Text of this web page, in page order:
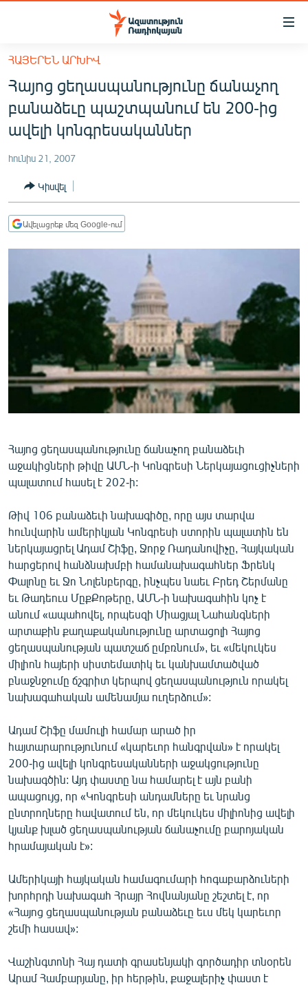
Մատչելիության
հիմնական
բովանդակությանը
Անցնել
հիմնական
մենյուին
ՀԱՅԱՍՏԱՆ
ՔԱՂԱՔԱԿԱՆ
ՀԱՍԱՐԱԿՈՒԹՅՈՒՆ
ՏՆՏԵՍՈՒԹՅՈՒՆ
ՂԱՐԱԲԱՂ
ՊԱՏԵՐԱԶՄԻ 6 ՇԱԲԱԹՆԵՐԸ
ՏԱՐԱԾԱՇՐՋԱՆ
ՄԻՋԱԶԳԱՅԻՆ
ՄՇԱԿՈՒՅԹ
ՍՊՈՐՏ
ՄԵԿՆԱԲԱՆՈՒԹՅՈՒՆ
ԿՈՐՈՆԱՎԻՐՈՒՍ
ԱՐԽԻՎ
ԲԱՆԱՎԵՃ
ՁԳՏԵԼՈՎ ԼԱՎԱԳՈՒՅՆԻՆ
ՓՈԴՔԱՍԹ
Հայերեն
English
Русский
ՀԵՏԵՎԵՔ ՄԵԶ
«Ազատության» բոլոր կայքերը
ՀԱՅԵՐԵՆ ԱՐԽԻՎ
Հայոց ցեղասպանությունը ճանաչող
բանաձեւը պաշտպանում են 200-ից
ավելի կոնգրեսականներ
հունիս 21, 2007
Կիսվել
Ավելացրեք մեզ Google-ում
Հայոց ցեղասպանությունը ճանաչող բանաձեւի
աջակիցների թիվը ԱՄՆ-ի Կոնգրեսի Ներկայացուցիչների
պալատում հասել է 202-ի:
Թիվ 106 բանաձեւի նախագիծը, որը այս տարվա
հունվարին ամերիկյան Կոնգրեսի ստորին պալատին են
ներկայացրել Ադամ Շիֆը, Ջորջ Ռադանովիչը, Հայկական
հարցերով հանձնախմբի համանախագահներ Ֆրենկ
Փալոնը եւ Ջո Նոլենբերգը, ինչպես նաեւ Բրեդ Շերմանը
եւ Թադեուս ՄըքՔոթերը, ԱՄՆ-ի նախագահին կոչ է
անում «ապահովել, որպեսզի Միացյալ Նահանգների
արտաքին քաղաքականությունը արտացոլի Հայոց
ցեղասպանության պատշաճ ըմբռնում», եւ «մեկուկես
միլիոն հայերի սիստեմատիկ եւ կանխամտածված
բնաջնջումը ճշգրիտ կերպով ցեղասպանություն որակել
նախագահական ամենամյա ուղերձում»:
Ադամ Շիֆը մամուլի համար արած իր
հայտարարությունում «կարեւոր հանգրվան» է որակել
200-ից ավելի կոնգրեսականների աջակցությունը
նախագծին: Այդ փաստը նա համարել է այն բանի
ապացույց, որ «Կոնգրեսի անդամները եւ նրանց
ընտրողները հավատում են, որ մեկուկես միլիոնից ավելի
կյանք խլած ցեղասպանության ճանաչումը բարոյական
հրամայական է»:
Ամերիկայի հայկական համագումարի հոգաբարձուների
խորհրդի նախագահ Հրայր Հովնանյանը շեշտել է, որ
«Հայոց ցեղասպանության բանաձեւը եւս մեկ կարեւոր
շեմի հասավ»:
Վաշինգտոնի Հայ դատի գրասենյակի գործադիր տնօրեն
Արամ Համբարյանը, իր հերթին, քաջալերիչ փաստ է